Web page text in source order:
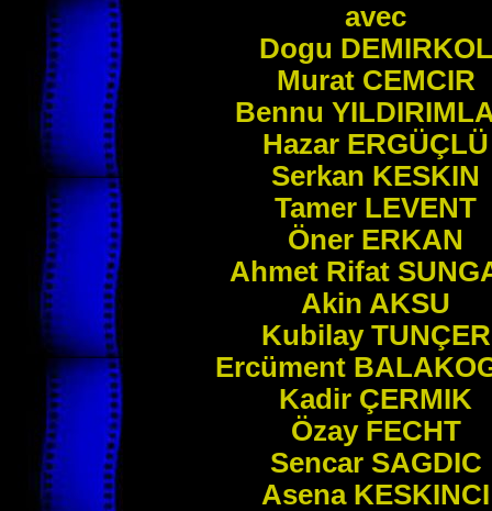
avec
Dogu DEMIRKOL
Murat CEMCIR
Bennu
Hazar ERGÜÇLÜ
Serkan KESKIN
Tamer LEVENT
Öner ERKAN
Ahmet Rifat
Akin AKSU
Kubilay TUNÇER
Ercüment
Kadir ÇERMIK
Özay FECHT
Sencar SAGDIC
Asena KESKINCI